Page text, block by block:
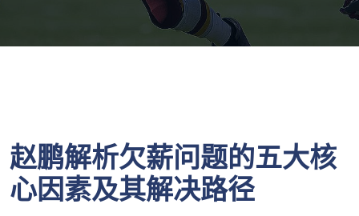
赵鹏解析欠薪问题的五大核
心因素及其解决路径